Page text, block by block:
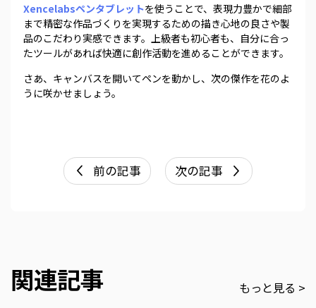
Xencelabsペンタブレットを使うことで、表現力豊かで細部
まで精密な作品づくりを実現するための描き心地の良さや製
品のこだわり実感できます。上級者も初心者も、自分に合っ
たツールがあれば快適に創作活動を進めることができます。
さあ、キャンバスを開いてペンを動かし、次の傑作を花のよ
うに咲かせましょう。
前の記事 次の記事
関連記事 もっと見る >